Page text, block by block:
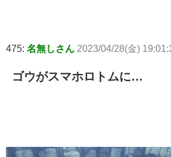
475: 名無しさん 2023/04/28(金)
ゴウがスマホロトムに…